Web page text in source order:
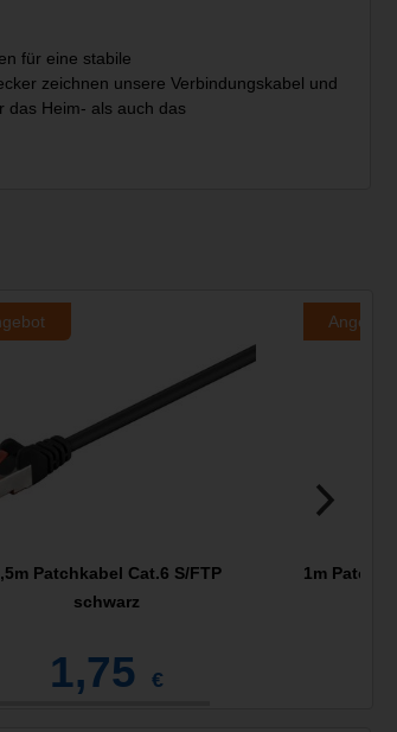
für eine stabile
zeichnen unsere Verbindungskabel und
das Heim- als auch das
Patchkabel Cat.6 S/FTP
schwarz
1,75 €
Angebot
1m